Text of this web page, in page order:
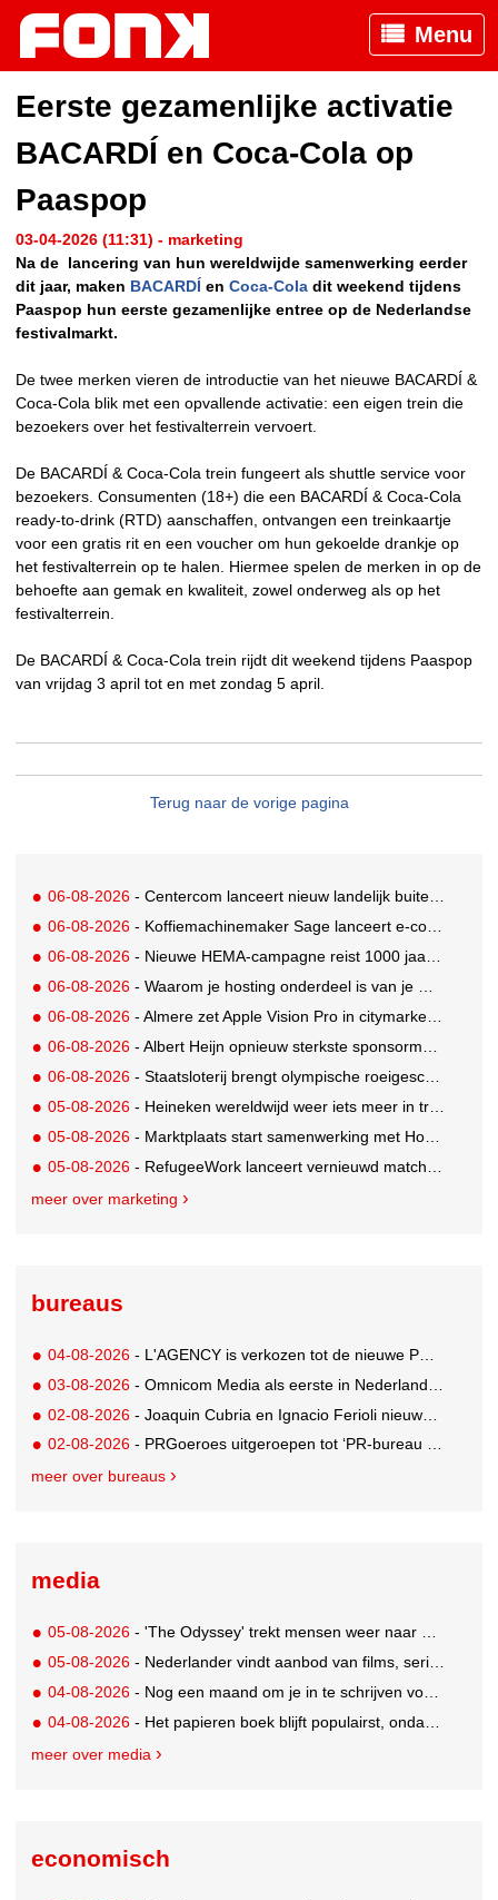
Menu
Eerste gezamenlijke activatie
BACARDÍ en Coca-Cola op
Paaspop
03-04-2026 (11:31) - marketing
Na de lancering van hun wereldwijde samenwerking eerder
dit jaar, maken BACARDÍ en Coca-Cola dit weekend tijdens
Paaspop hun eerste gezamenlijke entree op de Nederlandse
festivalmarkt.
De twee merken vieren de introductie van het nieuwe BACARDÍ &
Coca-Cola blik met een opvallende activatie: een eigen trein die
bezoekers over het festivalterrein vervoert.
De BACARDÍ & Coca-Cola trein fungeert als shuttle service voor
bezoekers. Consumenten (18+) die een BACARDÍ & Coca-Cola
ready-to-drink (RTD) aanschaffen, ontvangen een treinkaartje
voor een gratis rit en een voucher om hun gekoelde drankje op
het festivalterrein op te halen. Hiermee spelen de merken in op de
behoefte aan gemak en kwaliteit, zowel onderweg als op het
festivalterrein.
De BACARDÍ & Coca-Cola trein rijdt dit weekend tijdens Paaspop
van vrijdag 3 april tot en met zondag 5 april.
Terug naar de vorige pagina
06-08-2026 - Centercom lanceert nieuw landelijk buitereclamenetwerk: City Cubes
06-08-2026 - Koffiemachinemaker Sage lanceert e-commerceplatform voor koffieliefhebbers
06-08-2026 - Nieuwe HEMA-campagne reist 1000 jaar terug in de tijd naar 'Hemastein'
06-08-2026 - Waarom je hosting onderdeel is van je merkstrategie
06-08-2026 - Almere zet Apple Vision Pro in citymarketing
06-08-2026 - Albert Heijn opnieuw sterkste sponsormerk, PostNL daalt
06-08-2026 - Staatsloterij brengt olympische roeigeschiedenis tot leven voor WK Roeien
05-08-2026 - Heineken wereldwijd weer iets meer in trek
05-08-2026 - Marktplaats start samenwerking met House of Cars
05-08-2026 - RefugeeWork lanceert vernieuwd matchingplatform voor nieuwkomers en werkgevers
meer over marketing
bureaus
04-08-2026 - L'AGENCY is verkozen tot de nieuwe PR-partner van KoRo
03-08-2026 - Omnicom Media als eerste in Nederland actief met advertenties in ChatGPT
02-08-2026 - Joaquin Cubria en Ignacio Ferioli nieuwe Global CCO’s GUT, Renata Neumann Global Head of Production
02-08-2026 - PRGoeroes uitgeroepen tot ‘PR-bureau van het jaar 2026’
meer over bureaus
media
05-08-2026 - 'The Odyssey' trekt mensen weer naar de bioscoop
05-08-2026 - Nederlander vindt aanbod van films, series en sport vaak versnipperd
04-08-2026 - Nog een maand om je in te schrijven voor de Mercurs 2026
04-08-2026 - Het papieren boek blijft populairst, ondanks digitale alternatieven
meer over media
economisch